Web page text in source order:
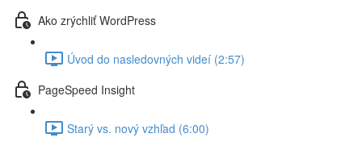
Ako zrýchliť WordPress
Úvod do nasledovných videí (2:57)
PageSpeed Insight
Starý vs. nový vzhľad (6:00)